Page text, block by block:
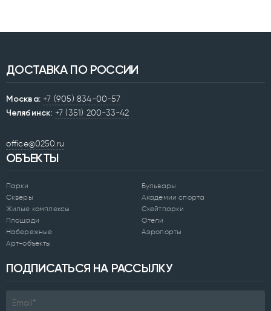
ДОСТАВКА ПО РОССИИ
Москва: +7 (905) 834-00-57
Челябинск: +7 (351) 200-33-42
office@0250.ru
ОБЪЕКТЫ
Парки
Скверы
Жилые комплексы
Площади
Набережные
Арт-объекты
Бульвары
Академии спорта
Скейтпарки
Отели
Аэропорты
ПОДПИСАТЬСЯ НА РАССЫЛКУ